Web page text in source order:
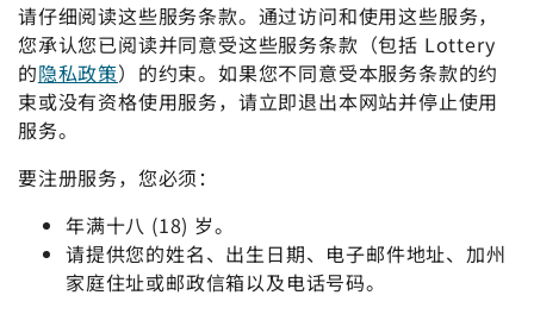
请仔细阅读这些服务条款。通过访问和使用这些服务，
您承认您已阅读并同意受这些服务条款（包括 Lottery
的隐私政策）的约束。如果您不同意受本服务条款的约
束或没有资格使用服务，请立即退出本网站并停止使用
服务。
要注册服务，您必须：
年满十八 (18) 岁。
请提供您的姓名、出生日期、电子邮件地址、加州
家庭住址或邮政信箱以及电话号码。